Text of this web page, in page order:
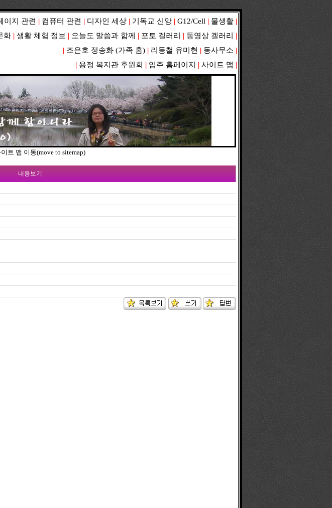
이지 관련 | 컴퓨터 관련 | 디자인 세상 | 기독교 신앙 | G12/Cell | 물생활 |
화 | 생활 체험 정보 | 오늘도 말씀과 함께 | 포토 겔러리 | 동영상 겔러리
|
| 조은호 정송화(가족 홈) | 리동철 유미현 | 동사무소 |
| 용정 복지관 후원회 | 입주 홈페이지 | 사이트 맵 |
트 맵 이동(move to sitemap)
내용보기